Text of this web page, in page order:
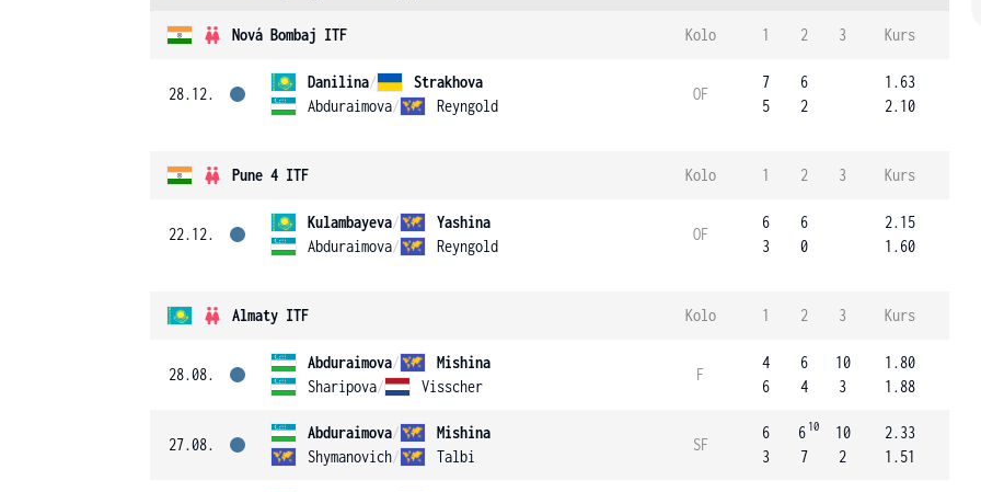
Nová Bombaj ITF Kolo 1 2 3 Kurs
28.12.
Danilina/
Strakhova
Abduraimova/ Reyngold
OF
7
5
6
2
1.63
2.10
Pune 4 ITF Kolo 1 2 3 Kurs
22.12.
Kulambayeva/
Yashina
Abduraimova/ Reyngold
OF
6
3
6
0
2.15
1.60
Almaty ITF Kolo 1 2 3 Kurs
28.08.
Abduraimova/
Mishina
Sharipova/ Visscher
F
4
6
6
4
10
3
1.80
1.88
27.08.
Abduraimova/
Mishina
Shymanovich/ Talbi
SF
6
3
6 10
7
10
2
2.33
1.51